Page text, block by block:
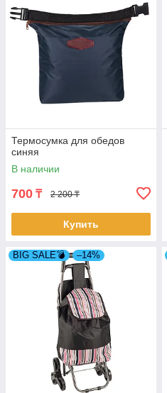
Термосумка для обедов
синяя
В наличии
700 ₸ 2 200 ₸
Купить
BIG SALE💣 –14%